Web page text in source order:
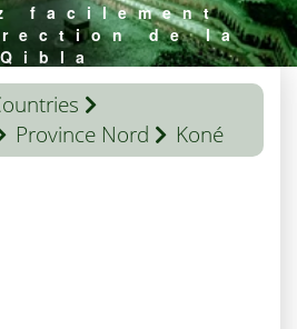
facilement
de la
Qibla
Province Nord Koné